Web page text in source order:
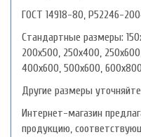
ГОСТ 14918-80, Р52246-
Стандартные размеры:
200х500, 250х400,
400х600, 500х600,
Другие размеры
Интернет-магазин
продукцию,